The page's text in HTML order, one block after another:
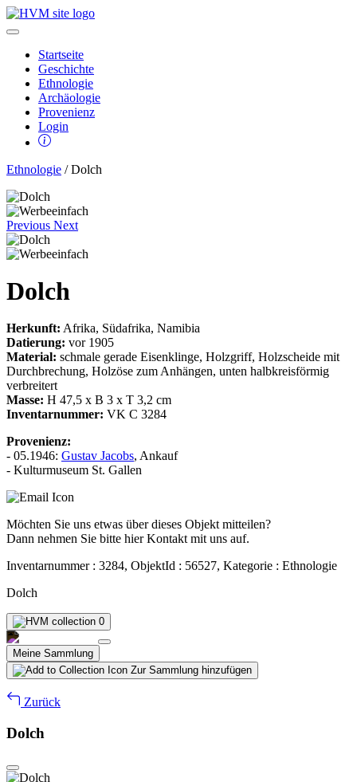
Startseite
Geschichte
Ethnologie
Archäologie
Provenienz
Login
Ethnologie / Dolch
Previous Next
Dolch
Herkunft: Afrika, Südafrika, Namibia
Datierung: vor 1905
Material: schmale gerade Eisenklinge, Holzgriff, Holzscheide mit
Durchbrechung, Holzöse zum Anhängen, unten halbkreisförmig
verbreitert
Masse: H 47,5 x B 3 x T 3,2 cm
Inventarnummer: VK C 3284
Provenienz:
- 05.1946: Gustav Jacobs, Ankauf
- Kulturmuseum St. Gallen
Möchten Sie uns etwas über dieses Objekt mitteilen?
Dann nehmen Sie bitte hier Kontakt mit uns auf.
Inventarnummer : 3284, ObjektId : 56527, Kategorie : Ethnologie
Dolch
0
Meine Sammlung
Zur Sammlung hinzufügen
Zurück
Dolch